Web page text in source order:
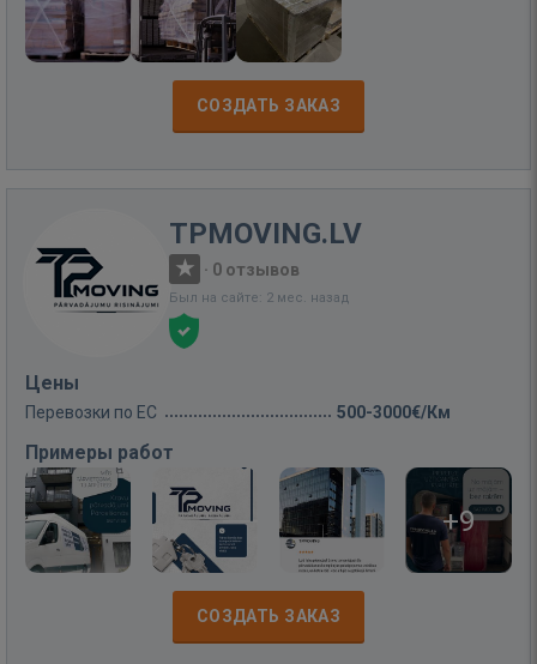
СОЗДАТЬ ЗАКАЗ
TPMOVING.LV
· 0 отзывов
Был на сайте: 2 мес. назад
Цены
Перевозки по ЕС 500-3000€/Км
Примеры работ
+9
СОЗДАТЬ ЗАКАЗ